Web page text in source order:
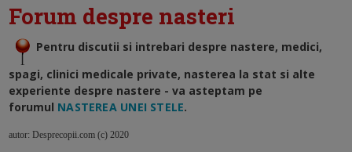
Forum despre nasteri
Pentru discutii si intrebari despre nastere, medici,
spagi, clinici medicale private, nasterea la stat si alte
experiente despre nastere - va asteptam pe
forumul NASTEREA UNEI STELE.
autor: Desprecopii.com (c) 2020